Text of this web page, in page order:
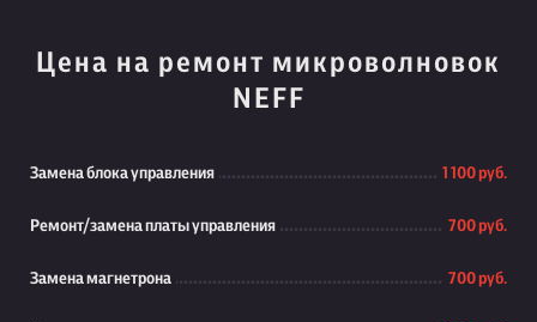
Цена на ремонт микроволновок
NEFF
Замена блока управления 1 100 руб.
Ремонт/замена платы управления 700 руб.
Замена магнетрона 700 руб.